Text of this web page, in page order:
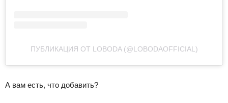
ПУБЛИКАЦИЯ ОТ LOBODA (@LOBODAOFFICIAL)
А вам есть, что добавить?